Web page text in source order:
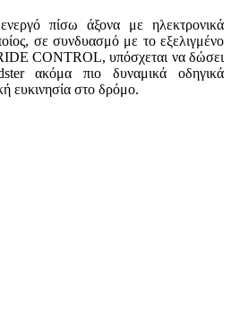
πίσω άξονα με ηλεκτρονικά
σε συνδυασμό με το εξελιγμένο
CONTROL, υπόσχεται να δώσει
ακόμα πιο δυναμικά οδηγικά
ευκινησία στο δρόμο.